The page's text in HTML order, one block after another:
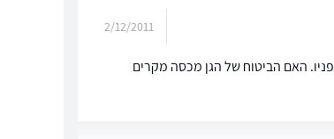
2/12/2011
בפניו. האם הביטוח של הגן מכסה מקרים